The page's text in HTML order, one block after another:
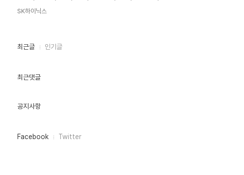
SK하이닉스,
최
인
최근글 인기글
최근댓글
공지사항
페
Facebook Twitter